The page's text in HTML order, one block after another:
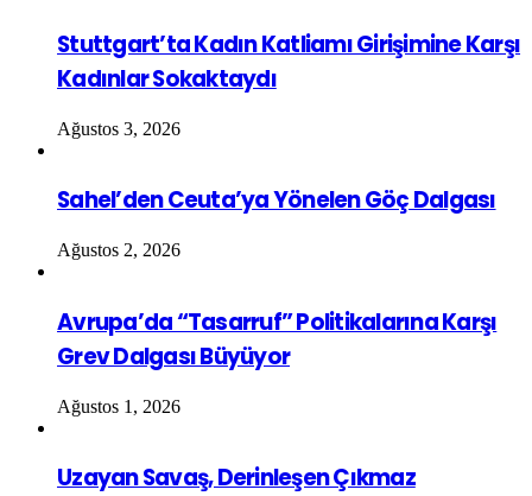
Stuttgart’ta Kadın Katliamı Girişimine Karşı
Kadınlar Sokaktaydı
Ağustos 3, 2026
Sahel’den Ceuta’ya Yönelen Göç Dalgası
Ağustos 2, 2026
Avrupa’da “Tasarruf” Politikalarına Karşı
Grev Dalgası Büyüyor
Ağustos 1, 2026
Uzayan Savaş, Derinleşen Çıkmaz